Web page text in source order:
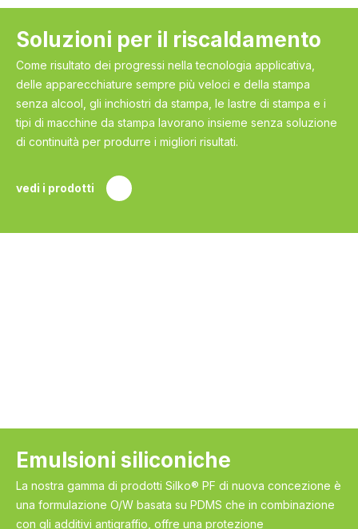
Soluzioni per il riscaldamento
Come risultato dei progressi nella tecnologia applicativa,
delle apparecchiature sempre più veloci e della stampa
senza alcool, gli inchiostri da stampa, le lastre di stampa e i
tipi di macchine da stampa lavorano insieme senza soluzione
di continuità per produrre i migliori risultati.
vedi i prodotti
Emulsioni siliconiche
La nostra gamma di prodotti Silko® PF di nuova concezione è
una formulazione O/W basata su PDMS che in combinazione
con gli additivi antigraffio, offre una protezione